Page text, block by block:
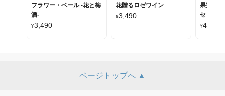
フラワー・ベール -花と梅
酒-
¥3,490
花贈るロゼワイン
¥3,490
果実の
セット
¥4,500
ページトップへ ▲